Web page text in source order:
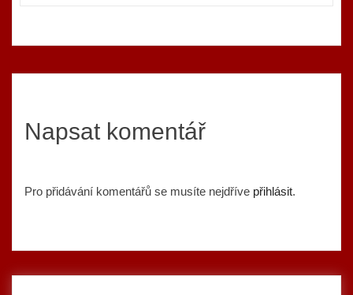
Napsat komentář
Pro přidávání komentářů se musíte nejdříve přihlásit.